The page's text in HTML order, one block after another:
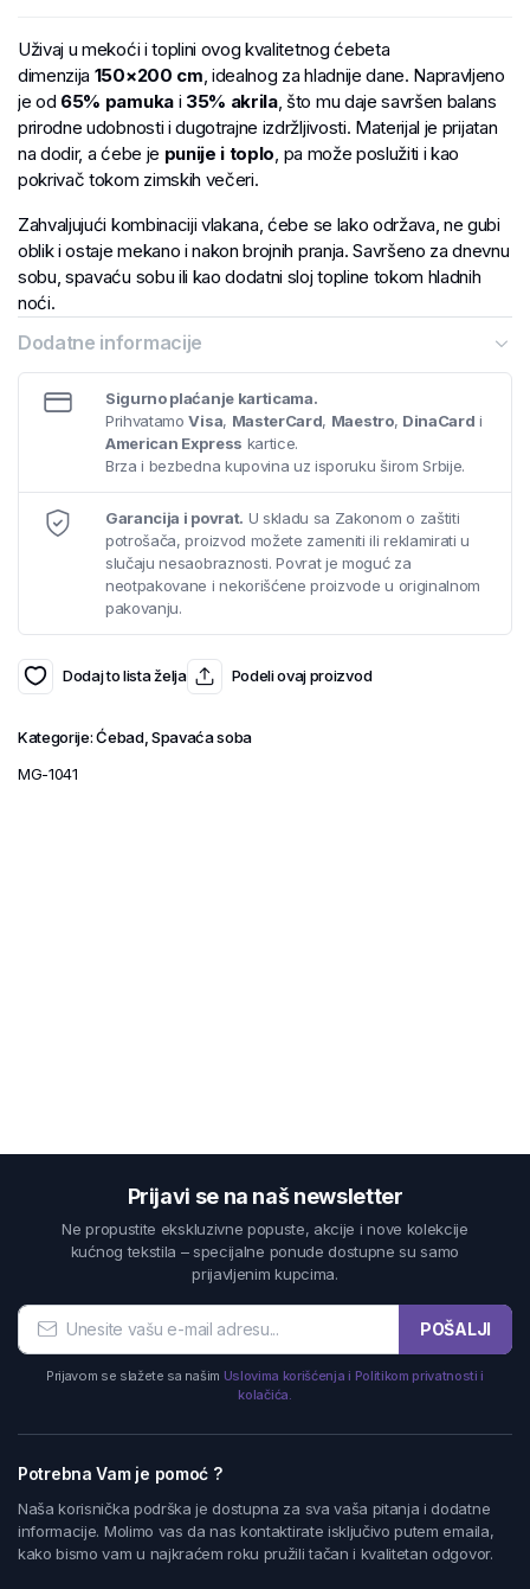
Uživaj u mekoći i toplini ovog kvalitetnog ćebeta
dimenzija 150×200 cm , idealnog za hladnije dane. Napravljeno
je od 65% pamukai 35% akrila, što mu daje savršen balans
prirodne udobnosti i dugotrajne izdržljivosti. Materijal je prijatan
na dodir, a ćebe je punije i toplo , pa može poslužiti i kao
pokrivač tokom zimskih večeri.
Zahvaljujući kombinaciji vlakana, ćebe se lako održava, ne gubi
oblik i ostaje mekano i nakon brojnih pranja. Savršeno za dnevnu
sobu, spavaću sobu ili kao dodatni sloj topline tokom hladnih
noći.
Dodatne informacije
Sigurno plaćanje karticama.
PrihvatamoVisa, MasterCard, Maestro, DinaCard i
American Express kartice.
Brza i bezbedna kupovina uz isporuku širom Srbije.
Garancija i povrat. U skladu sa Zakonom o zaštiti
potrošača, proizvod možete zameniti ili reklamirati u
slučaju nesaobraznosti. Povrat je moguć za
neotpakovane i nekorišćene proizvode u originalnom
pakovanju.
Dodaj to lista želja Podeli ovaj proizvod
Kategorije:Ćebad, Spavaća soba
MG-1041
Prijavi se na naš newsletter
Ne propustite ekskluzivne popuste, akcije i nove kolekcije
kućnog tekstila – specijalne ponude dostupne su samo
prijavljenim kupcima.
POŠALJI
Prijavom se slažete sa našim Uslovima korišćenja i Politikom privatnosti i
kolačića.
Potrebna Vam je pomoć ?
Naša korisnička podrška je dostupna za sva vaša pitanja i dodatne
informacije. Molimo vas da nas kontaktirate isključivo putem emaila,
kako bismo vam u najkraćem roku pružili tačan i kvalitetan odgovor.